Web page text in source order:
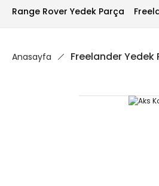
Range Rover Yedek Parça
Anasayfa Freelander Yedek